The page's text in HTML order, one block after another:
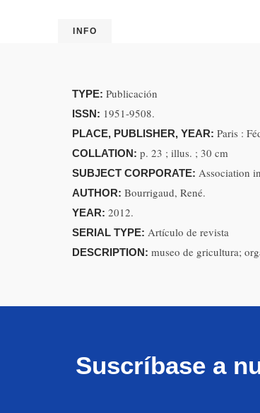
INFO
TYPE: Publicación
ISSN: 1951-9508.
PLACE, PUBLISHER, YEAR: Paris :
COLLATION: p. 23 ; illus. ; 30 cm
SUBJECT CORPORATE: Association
AUTHOR: Bourrigaud, René.
YEAR: 2012.
SERIAL TYPE: Artículo de revista
DESCRIPTION: museo de gricultura;
Suscríbase a